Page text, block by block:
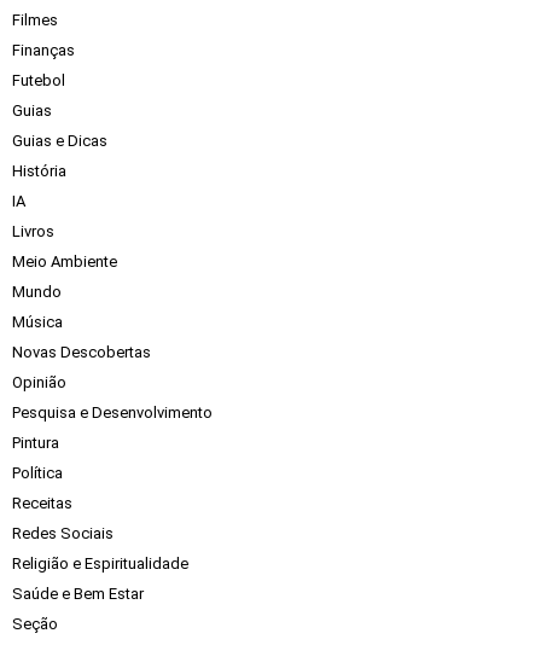
Filmes
Finanças
Futebol
Guias
Guias e Dicas
História
IA
Livros
Meio Ambiente
Mundo
Música
Novas Descobertas
Opinião
Pesquisa e Desenvolvimento
Pintura
Política
Receitas
Redes Sociais
Religião e Espiritualidade
Saúde e Bem Estar
Seção